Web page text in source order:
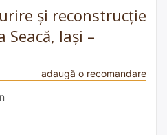
și reconstrucție
Seacă, Iași –
adaugă o recomandare